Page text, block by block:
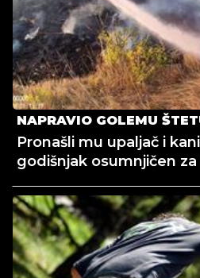
NAPRAVIO GOLEMU
Pronašli mu upaljač i
godišnjak osumnjičen